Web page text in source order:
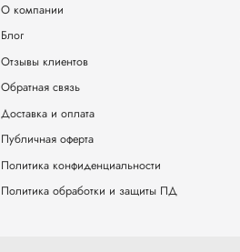
О компании
Блог
Отзывы клиентов
Обратная связь
Доставка и оплата
Публичная оферта
Политика конфиденциальности
Политика обработки и защиты ПД